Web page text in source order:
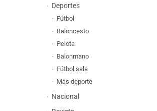
Deportes
Fútbol
Baloncesto
Pelota
Balonmano
Fútbol sala
Más deporte
Nacional